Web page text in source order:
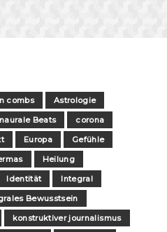
combs
Astrologie
Beats
corona
Europa
Gefühle
Heilung
Identität
Integral
Bewusstsein
konstruktiver journalismus